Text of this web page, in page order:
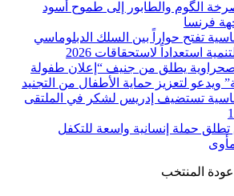
الگوم والطابور إلى طموح أسود
فرنسا
تفتح حواراً بين السلك الدبلوماسي
استعداداً لاستحقاقات 2026
يطلق من جنيف “إعلان طفولة
ويدعو لتعزيز حماية الأطفال من التجنيد
تستضيف إدريس لشكر في الملتقى
حملة إنسانية واسعة للتكفل
المنتخب